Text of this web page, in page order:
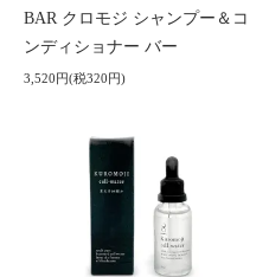
BAR クロモジ シャンプー＆コ
ンディショナー バー
3,520円(税320円)